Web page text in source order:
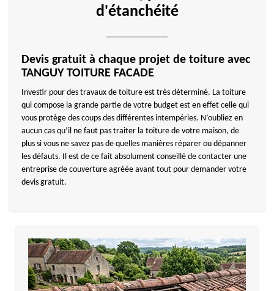
d'étanchéité
Devis gratuit à chaque projet de toiture avec
TANGUY TOITURE FACADE
Investir pour des travaux de toiture est très déterminé. La toiture
qui compose la grande partie de votre budget est en effet celle qui
vous protège des coups des différentes intempéries. N’oubliez en
aucun cas qu’il ne faut pas traiter la toiture de votre maison, de
plus si vous ne savez pas de quelles manières réparer ou dépanner
les défauts. Il est de ce fait absolument conseillé de contacter une
entreprise de couverture agréée avant tout pour demander votre
devis gratuit.